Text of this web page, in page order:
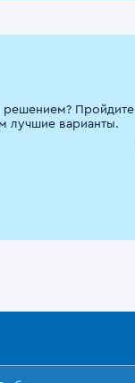
Пройдите
лучшие варианты.